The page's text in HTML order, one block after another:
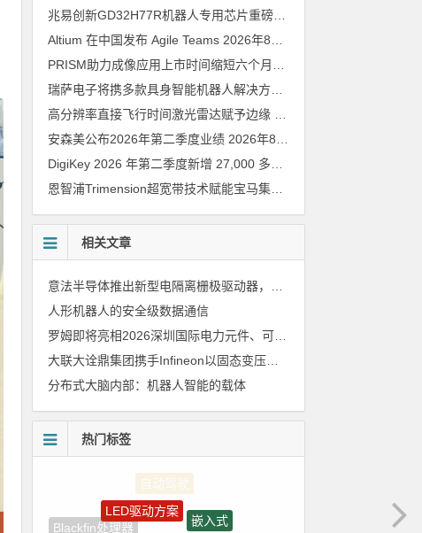
兆易创新GD32H77R机器人专用芯片重磅亮相，精准赋能伺服驱动与关节控制
Altium 在中国发布 Agile Teams 2026年8月6日
安森美公布2026年第二季度业绩 2026年8月6日
恩智浦Trimension超宽带技术赋能宝马集团Digital Key Plus及生命体存在检测功能
相关文章
人形机器人的安全级数据通信
罗姆即将亮相2026深圳国际电力元件、可再生能源管理展览会暨研讨会
大联大诠鼎集团携手Infineon以固态变压器重构配电效率新标杆
分布式大脑内部：机器人智能的载体
热门标签
LED驱动方案
嵌入式
电气光伏